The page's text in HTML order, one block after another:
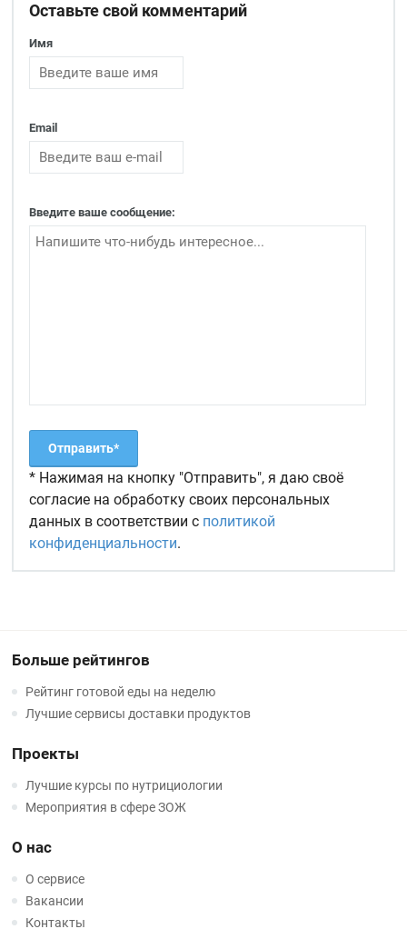
Оставьте свой комментарий
Имя
Email
Введите ваше сообщение:
* Нажимая на кнопку "Отправить", я даю своё
согласие на обработку своих персональных
данных в соответствии с политикой
конфиденциальности.
Больше рейтингов
Рейтинг готовой еды на неделю
Лучшие сервисы доставки продуктов
Проекты
Лучшие курсы по нутрициологии
Мероприятия в сфере ЗОЖ
О нас
О сервисе
Вакансии
Контакты